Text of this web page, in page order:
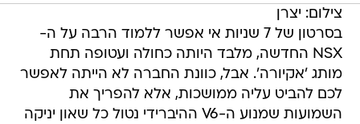
צילום: יצרן
בסרטון של 7 שניות אי אפשר ללמוד הרבה על ה-
NSX החדשה, מלבד היותה כחולה ועטופה תחת
מותג 'אקיורה'. אבל, כוונת החברה לא הייתה לאפשר
לכם להביט עליה ממושכות, אלא להפריך את
השמועות שמנוע ה-V6 ההיברידי נטול כל שאון יניקה